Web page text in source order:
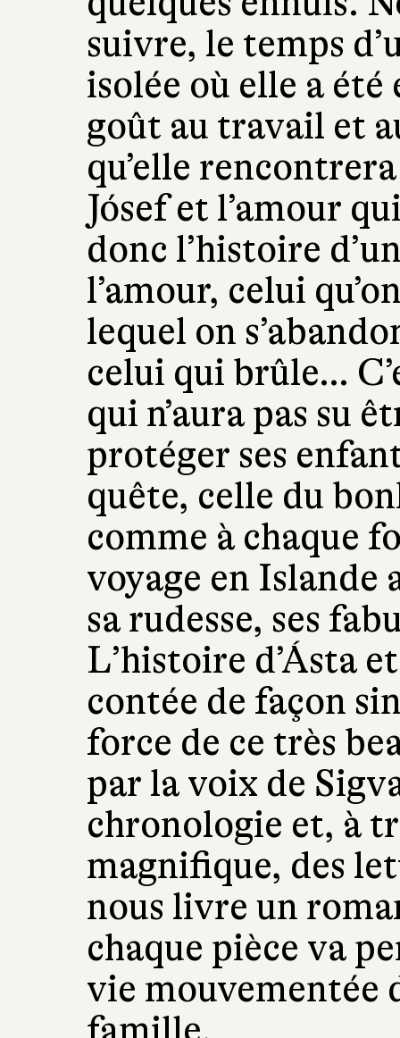
suivre, le temps
isolée où elle a
goût au travail et
qu’elle
Jósef et l’amour
donc l’histoire
l’amour, celui
lequel on
celui qui brûle…
qui n’aura pas su
protéger ses
quête, celle du
comme à chaque
voyage en Islande
sa rudesse, ses
L’histoire d’Ásta
contée de façon
force de ce très
par la voix de
chronologie et, à
magnifique, des
nous livre un
chaque pièce va
vie mouvementée